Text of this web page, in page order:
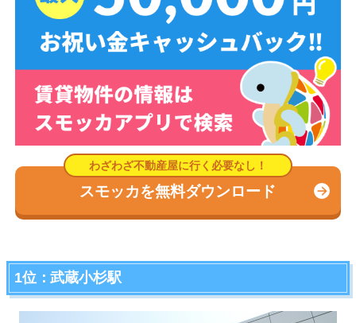
スモッカを無料ダウンロード
1位：武蔵小杉駅